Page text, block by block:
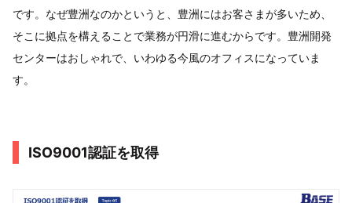
です。なぜ豊洲なのかというと、豊洲にはお客さまが多いため、
そこに拠点を構えることで業務が円滑に進むからです。豊洲開発
センターはおしゃれで、いわゆる今風のオフィスになっていま
す。
ISO9001認証を取得